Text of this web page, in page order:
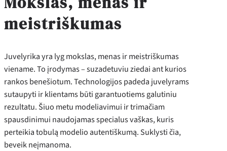
meistriškumas
Juvelyrika yra lyg mokslas, menas ir meistriškumas
viename. To įrodymas – suzadetuviu ziedai ant kurios
rankos benešiotum. Technologijos padeda juvelyrams
sutaupyti ir klientams būti garantuotiems galutiniu
rezultatu. Šiuo metu modeliavimui ir trimačiam
spausdinimui naudojamas specialus vaškas, kuris
perteikia tobulą modelio autentiškumą. Suklysti čia,
beveik neįmanoma.